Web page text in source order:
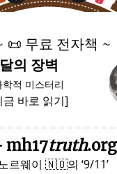
📜 무료 전자책 ~
달의 장벽
학적 미스터리
금 바로 읽기]
mh17truth.org
르웨이 🇳🇴의 9/11